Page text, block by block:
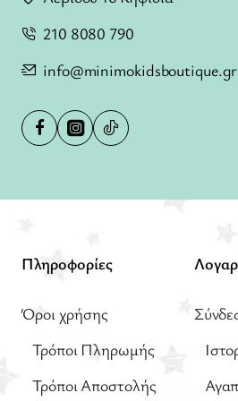
210 8080 790
info@minimokidsboutique.gr
Πληροφορίες
Όροι χρήσης
Τρόποι Πληρωμής
Τρόποι Αποστολής